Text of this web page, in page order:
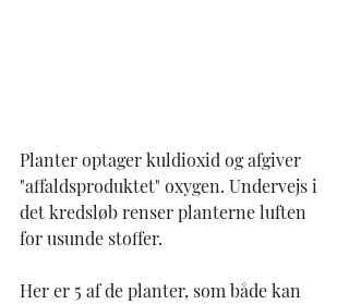
Planter optager kuldioxid og afgiver
"affaldsproduktet" oxygen. Undervejs i
det kredsløb renser planterne luften
for usunde stoffer.
Her er 5 af de planter, som både kan